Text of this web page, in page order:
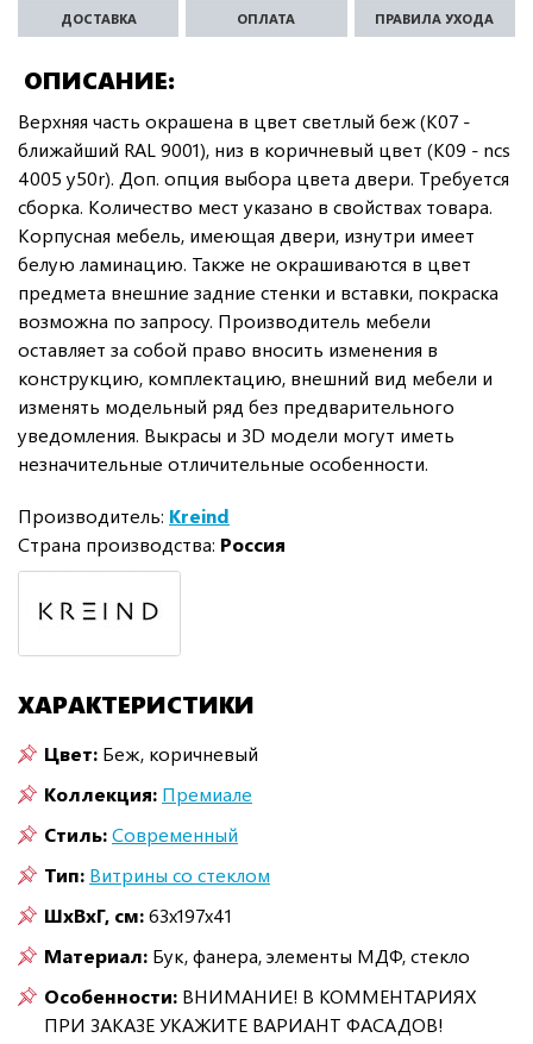
ОПИСАНИЕ
ДОСТАВКА ОПЛАТА ПРАВИЛА УХОДА
Верхняя часть окрашена в цвет светлый беж (K07 -
ближайший RAL 9001), низ в коричневый цвет (K09 - ncs
4005 y50r). Доп. опция выбора цвета двери. Требуется
сборка. Количество мест указано в свойствах товара.
Корпусная мебель, имеющая двери, изнутри имеет
белую ламинацию. Также не окрашиваются в цвет
предмета внешние задние стенки и вставки, покраска
возможна по запросу. Производитель мебели
оставляет за собой право вносить изменения в
конструкцию, комплектацию, внешний вид мебели и
изменять модельный ряд без предварительного
уведомления. Выкрасы и 3D модели могут иметь
незначительные отличительные особенности.
Производитель: Kreind
Страна производства: Россия
ХАРАКТЕРИСТИКИ
Цвет: Беж, коричневый
Коллекция: Премиале
Стиль:Современный
Тип: Витрины со стеклом
ШxВxГ, см:63x197x41
Материал: Бук, фанера, элементы МДФ, стекло
Особенности: ВНИМАНИЕ! В КОММЕНТАРИЯХ
ПРИ ЗАКАЗЕ УКАЖИТЕ ВАРИАНТ ФАСАДОВ!